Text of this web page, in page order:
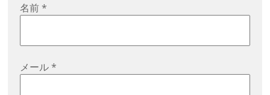
名前*
メール*